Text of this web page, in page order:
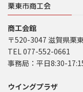
栗東市商工会
商工会館
〒520-3047 滋賀県栗
TEL 077-552-0661
事務局：平日8:30-
ウイングプラザ